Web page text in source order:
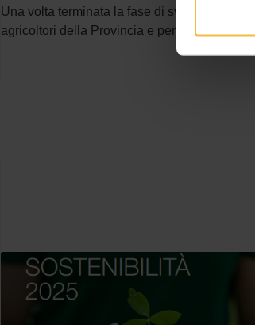
Una volta terminata la fase di sviluppo del
agricoltori della Provincia e per tutte le